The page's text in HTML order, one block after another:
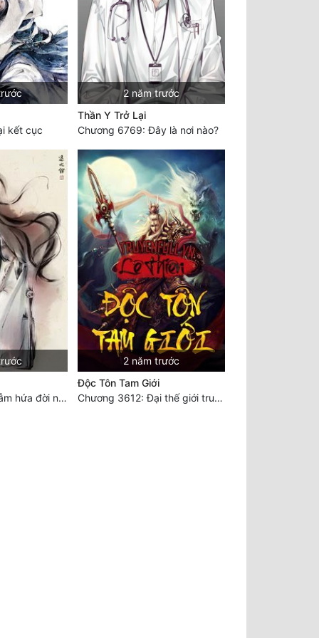
kết cục
2 năm trước
Thần Y Trở Lại
Chương 6769: Đây là nơi nào?
Chương 3912: Trẫm hứa đời này ngươi vừa lòng thỏa ý (1)
2 năm trước
Độc Tôn Tam Giới
Chương 3612: Đại thế giới truyền thuyết